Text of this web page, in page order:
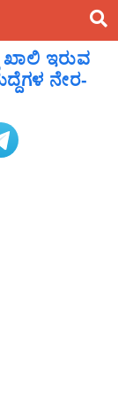
ಖಾಲಿ ಇರುವ
ನೇರ-